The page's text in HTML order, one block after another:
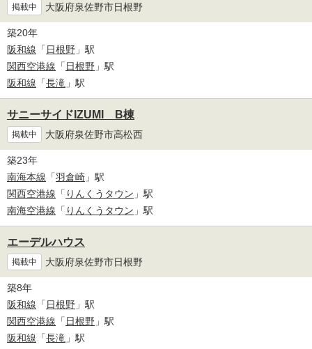
掲載中 大阪府泉佐野市日根野
築20年
阪和線 「 日根野 」駅
関西空港線 「 日根野 」駅
阪和線 「長滝 」駅
サニーサイドIZUMI B棟
掲載中 大阪府泉佐野市高松西
築23年
南海本線 「羽倉崎 」駅
関西空港線 「 りんくうタウン 」駅
南海空港線 「 りんくうタウン 」駅
エーデルハウス
掲載中 大阪府泉佐野市日根野
築8年
阪和線 「 日根野 」駅
関西空港線 「 日根野 」駅
阪和線 「長滝 」駅